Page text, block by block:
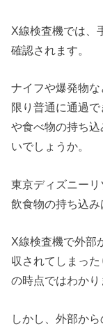
X線検査機では、
確認されます。
ナイフや爆発物
限り普通に通過
や食べ物の持ち
いでしょうか。
東京ディズニー
飲食物の持ち込み
X線検査機で外部
収されてしまっ
の時点ではわかり
しかし、外部か